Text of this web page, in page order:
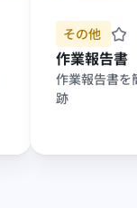
その他
作業報告書
作業報告書を
跡